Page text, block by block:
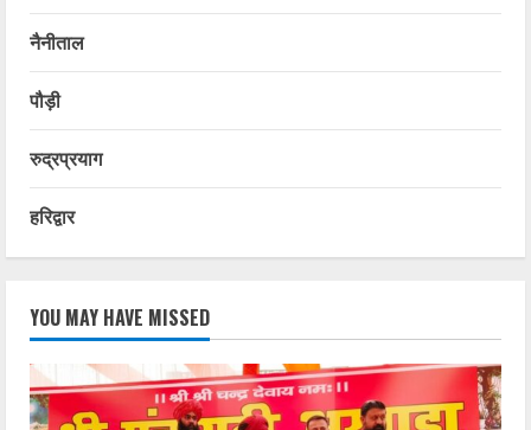
नैनीताल
पौड़ी
रुद्रप्रयाग
हरिद्वार
YOU MAY HAVE MISSED